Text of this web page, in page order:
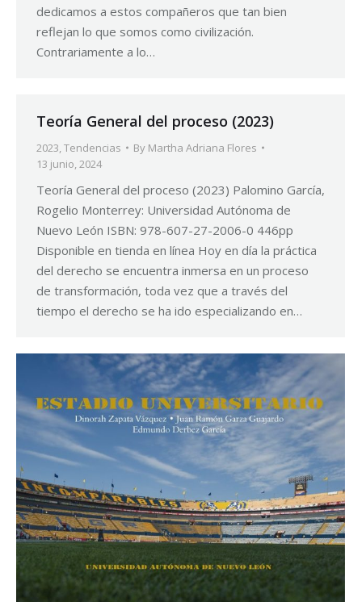
dedicamos a estos compañeros que tan bien
reflejan lo que somos como civilización.
Contrariamente a lo…
Teoría General del proceso (2023)
2023,Tendencias By Martha Adriana Flores
13 junio, 2024
Teoría General del proceso (2023) Palomino García,
Rogelio Monterrey: Universidad Autónoma de
Nuevo León ISBN: 978-607-27-2006-0 446pp
Disponible en tienda en línea Hoy en día la práctica
del derecho se encuentra inmersa en un proceso
de transformación, toda vez que a través del
tiempo el derecho se ha ido especializando en…